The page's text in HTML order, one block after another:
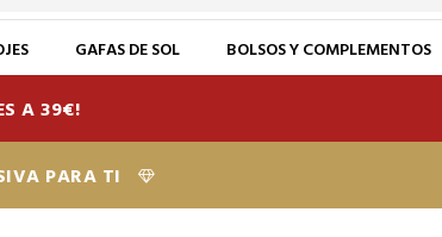
GAFAS DE SOL BOLSOS Y COMPLEMENTOS
A 39€!
PARA TI